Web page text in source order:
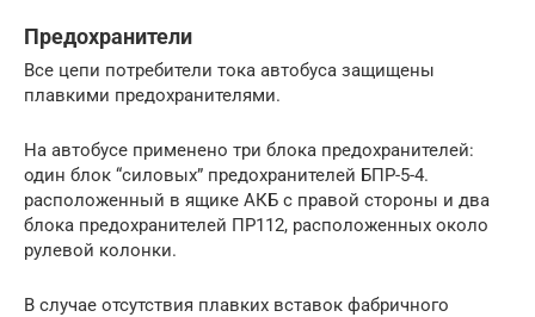
Предохранители
Все цепи потребители тока автобуса защищены
плавкими предохранителями.
На автобусе применено три блока предохранителей:
один блок “силовых” предохранителей БПР-5-4.
расположенный в ящике АКБ с правой стороны и два
блока предохранителей ПР112, расположенных около
рулевой колонки.
В случае отсутствия плавких вставок фабричного